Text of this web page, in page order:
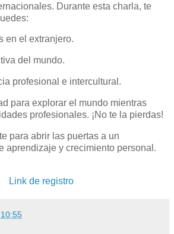
Durante esta charla, te
en el extranjero.
del mundo.
profesional e intercultural.
para explorar el mundo mientras
profesionales. ¡No te la pierdas!
para abrir las puertas a un
aprendizaje y crecimiento personal.
Link de registro
10:55